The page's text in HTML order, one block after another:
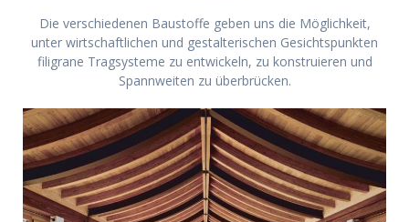
Die verschiedenen Baustoffe geben uns die Möglichkeit,
unter wirtschaftlichen und gestalterischen Gesichtspunkten
filigrane Tragsysteme zu entwickeln, zu konstruieren und
Spannweiten zu überbrücken.